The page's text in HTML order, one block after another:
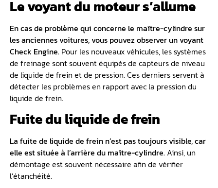
Le voyant du moteur s’allume
En cas de problème qui concerne le maître-cylindre sur
les anciennes voitures, vous pouvez observer un voyant
Check Engine. Pour les nouveaux véhicules, les systèmes
de freinage sont souvent équipés de capteurs de niveau
de liquide de frein et de pression. Ces derniers servent à
détecter les problèmes en rapport avec la pression du
liquide de frein.
Fuite du liquide de frein
La fuite de liquide de frein n’est pas toujours visible, car
elle est située à l’arrière du maître-cylindre. Ainsi, un
démontage est souvent nécessaire afin de vérifier
l’étanchéité.